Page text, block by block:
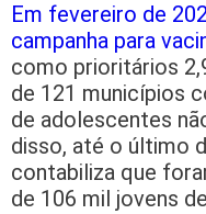
Em fevereiro de
campanha para
como prioritários
de 121 municípios
de adolescentes
disso, até o último
contabiliza que
de 106 mil jovens